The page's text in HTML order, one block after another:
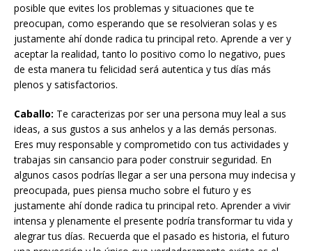
posible que evites los problemas y situaciones que te
preocupan, como esperando que se resolvieran solas y es
justamente ahí donde radica tu principal reto. Aprende a ver y
aceptar la realidad, tanto lo positivo como lo negativo, pues
de esta manera tu felicidad será autentica y tus días más
plenos y satisfactorios.
Caballo: Te caracterizas por ser una persona muy leal a sus
ideas, a sus gustos a sus anhelos y a las demás personas.
Eres muy responsable y comprometido con tus actividades y
trabajas sin cansancio para poder construir seguridad. En
algunos casos podrías llegar a ser una persona muy indecisa y
preocupada, pues piensa mucho sobre el futuro y es
justamente ahí donde radica tu principal reto. Aprender a vivir
intensa y plenamente el presente podría transformar tu vida y
alegrar tus días. Recuerda que el pasado es historia, el futuro